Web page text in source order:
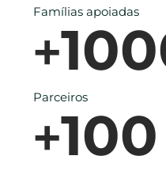
Famílias apoiadas
+
Parceiros
+100